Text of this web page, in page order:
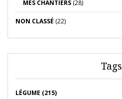
MES CHANTIERS (28)
NON CLASSÉ (22)
Tags
LÉGUME (215)